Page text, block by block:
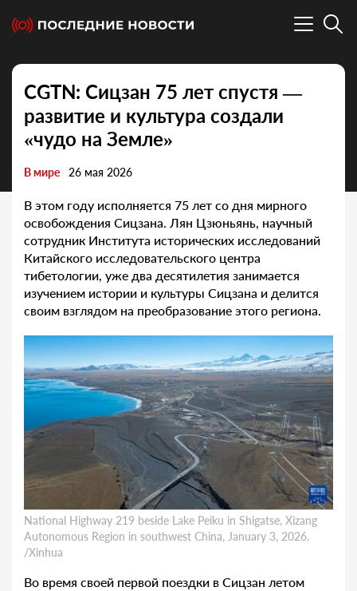
CGTN: Сицзан 75 лет спустя —
развитие и культура создали
«чудо на Земле»
В мире 26 мая 2026
В этом году исполняется 75 лет со дня мирного
освобождения Сицзана. Лян Цзюньянь, научный
сотрудник Института исторических исследований
Китайского исследовательского центра
тибетологии, уже два десятилетия занимается
изучением истории и культуры Сицзана и делится
своим взглядом на преобразование этого региона.
National Highway 219 beside Lake Peiku in Shigatse, Xizang
Autonomous Region in southwest China, January 3, 2026.
/Xinhua
Во время своей первой поездки в Сицзан летом